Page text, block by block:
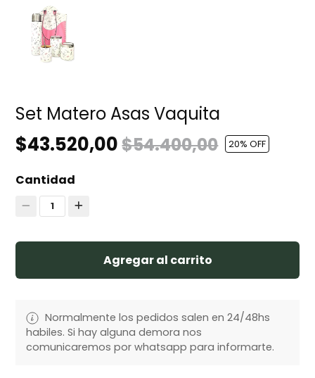
Set Matero Asas Vaquita
$43.520,00$54.400,00 20% OFF
Cantidad
1
Agregar al carrito
Normalmente los pedidos salen en 24/48hs
habiles. Si hay alguna demora nos
comunicaremos por whatsapp para informarte.